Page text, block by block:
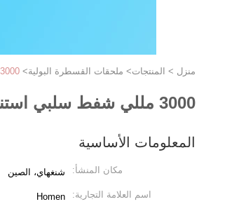
منزل > المنتجات> ملحقات القسطرة البولية> 3000 مللي شفط سلبي استنزاف ملحقات القسطرة البولية مع نظام فراغ
3000 مللي شفط سلبي استنزاف ملحقات القسطرة البولية مع نظام فراغ
المعلومات الأساسية
مكان المنشأ: شنغهاي، الصين
اسم العلامة التجارية: Homen